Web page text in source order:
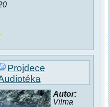
Projdece
Autor:
Vilma